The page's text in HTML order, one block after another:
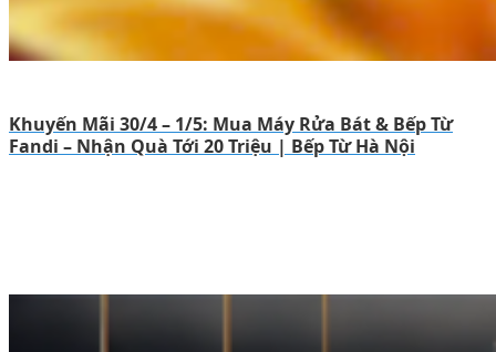
Khuyến Mãi 30/4 – 1/5: Mua Máy Rửa Bát & Bếp Từ
Fandi – Nhận Quà Tới 20 Triệu | Bếp Từ Hà Nội